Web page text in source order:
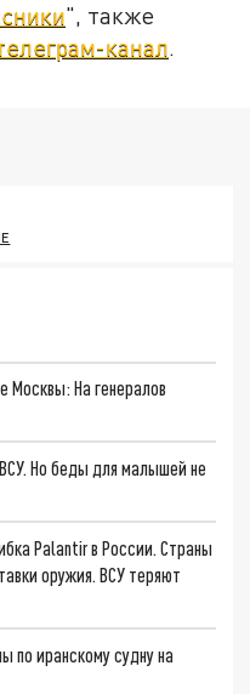
", также
канал.
Москвы: На генералов
Но беды для малышей не
Palantir в России. Страны
оружия. ВСУ теряют
по иранскому судну на